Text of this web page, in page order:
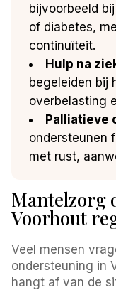
bijvoorbeeld
of diabetes,
continuïteit.
Hulp na
begeleiden bij
overbelasting
Palliatieve
ondersteunen
met rust,
Mantelzorg
Voorhout
Veel mensen
ondersteuning in
hangt af van de